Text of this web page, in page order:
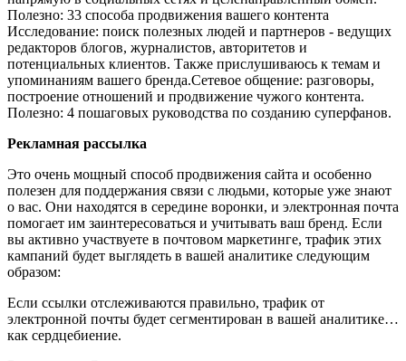
Полезно: 33 способа продвижения вашего контента
Исследование: поиск полезных людей и партнеров - ведущих
редакторов блогов, журналистов, авторитетов и
потенциальных клиентов. Также прислушиваюсь к темам и
упоминаниям вашего бренда.Сетевое общение: разговоры,
построение отношений и продвижение чужого контента.
Полезно: 4 пошаговых руководства по созданию суперфанов.
Рекламная рассылка
Это очень мощный способ продвижения сайта и особенно
полезен для поддержания связи с людьми, которые уже знают
о вас. Они находятся в середине воронки, и электронная почта
помогает им заинтересоваться и учитывать ваш бренд. Если
вы активно участвуете в почтовом маркетинге, трафик этих
кампаний будет выглядеть в вашей аналитике следующим
образом:
Если ссылки отслеживаются правильно, трафик от
электронной почты будет сегментирован в вашей аналитике…
как сердцебиение.